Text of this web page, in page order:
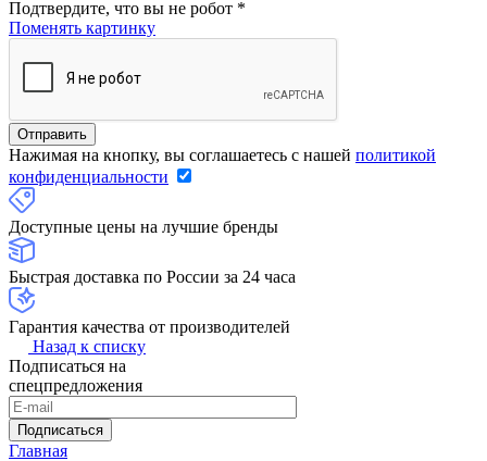
Подтвердите, что вы не робот *
Поменять картинку
Нажимая на кнопку, вы соглашаетесь с нашей политикой
конфиденциальности
Доступные цены на лучшие бренды
Быстрая доставка по России за 24 часа
Гарантия качества от производителей
Назад к списку
Подписаться на
спецпредложения
Подписаться
Главная